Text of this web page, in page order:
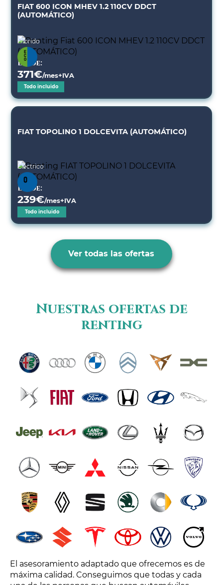
FIAT 600 ICON MHEV 1.2 110CV DDCT
(AUTOMÁTICO)
Híbrido
Desde:
371€/mes+IVA
Todo incluido
FIAT TOPOLINO 1 DOLCEVITA (AUTOMÁTICO)
Eléctrico
Desde:
239€/mes+IVA
Todo incluido
Ver todas las ofertas
Nuestras ofertas de
renting
El asesoramiento adaptado que ofrecemos es de
máxima calidad. Conseguimos que todas y cada